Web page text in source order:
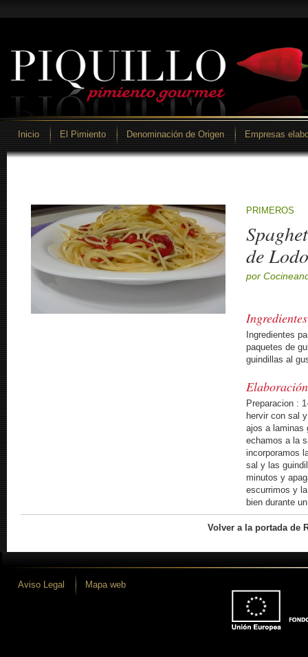
Inicio El Pimiento Denominación de Origen Empresas
PRIMEROS
de
por
Ingredientes
Ingredientes
paquetes de
guindillas al
Elaboración
Preparacion :
hervir con sal
ajos a laminas
echamos a la
incorporamos
sal y las
minutos y
escurrimos y
bien durante
Volver a la portada de
Aviso Legal Mapa web
iLUNE